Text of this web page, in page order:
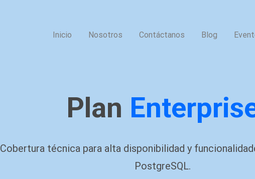
Inicio Nosotros Contáctanos Blog
Plan
Cobertura técnica para alta disponibilidad y
PostgreSQL.